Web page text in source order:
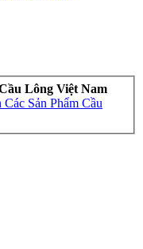
Lông Việt Nam
Sản Phẩm Cầu